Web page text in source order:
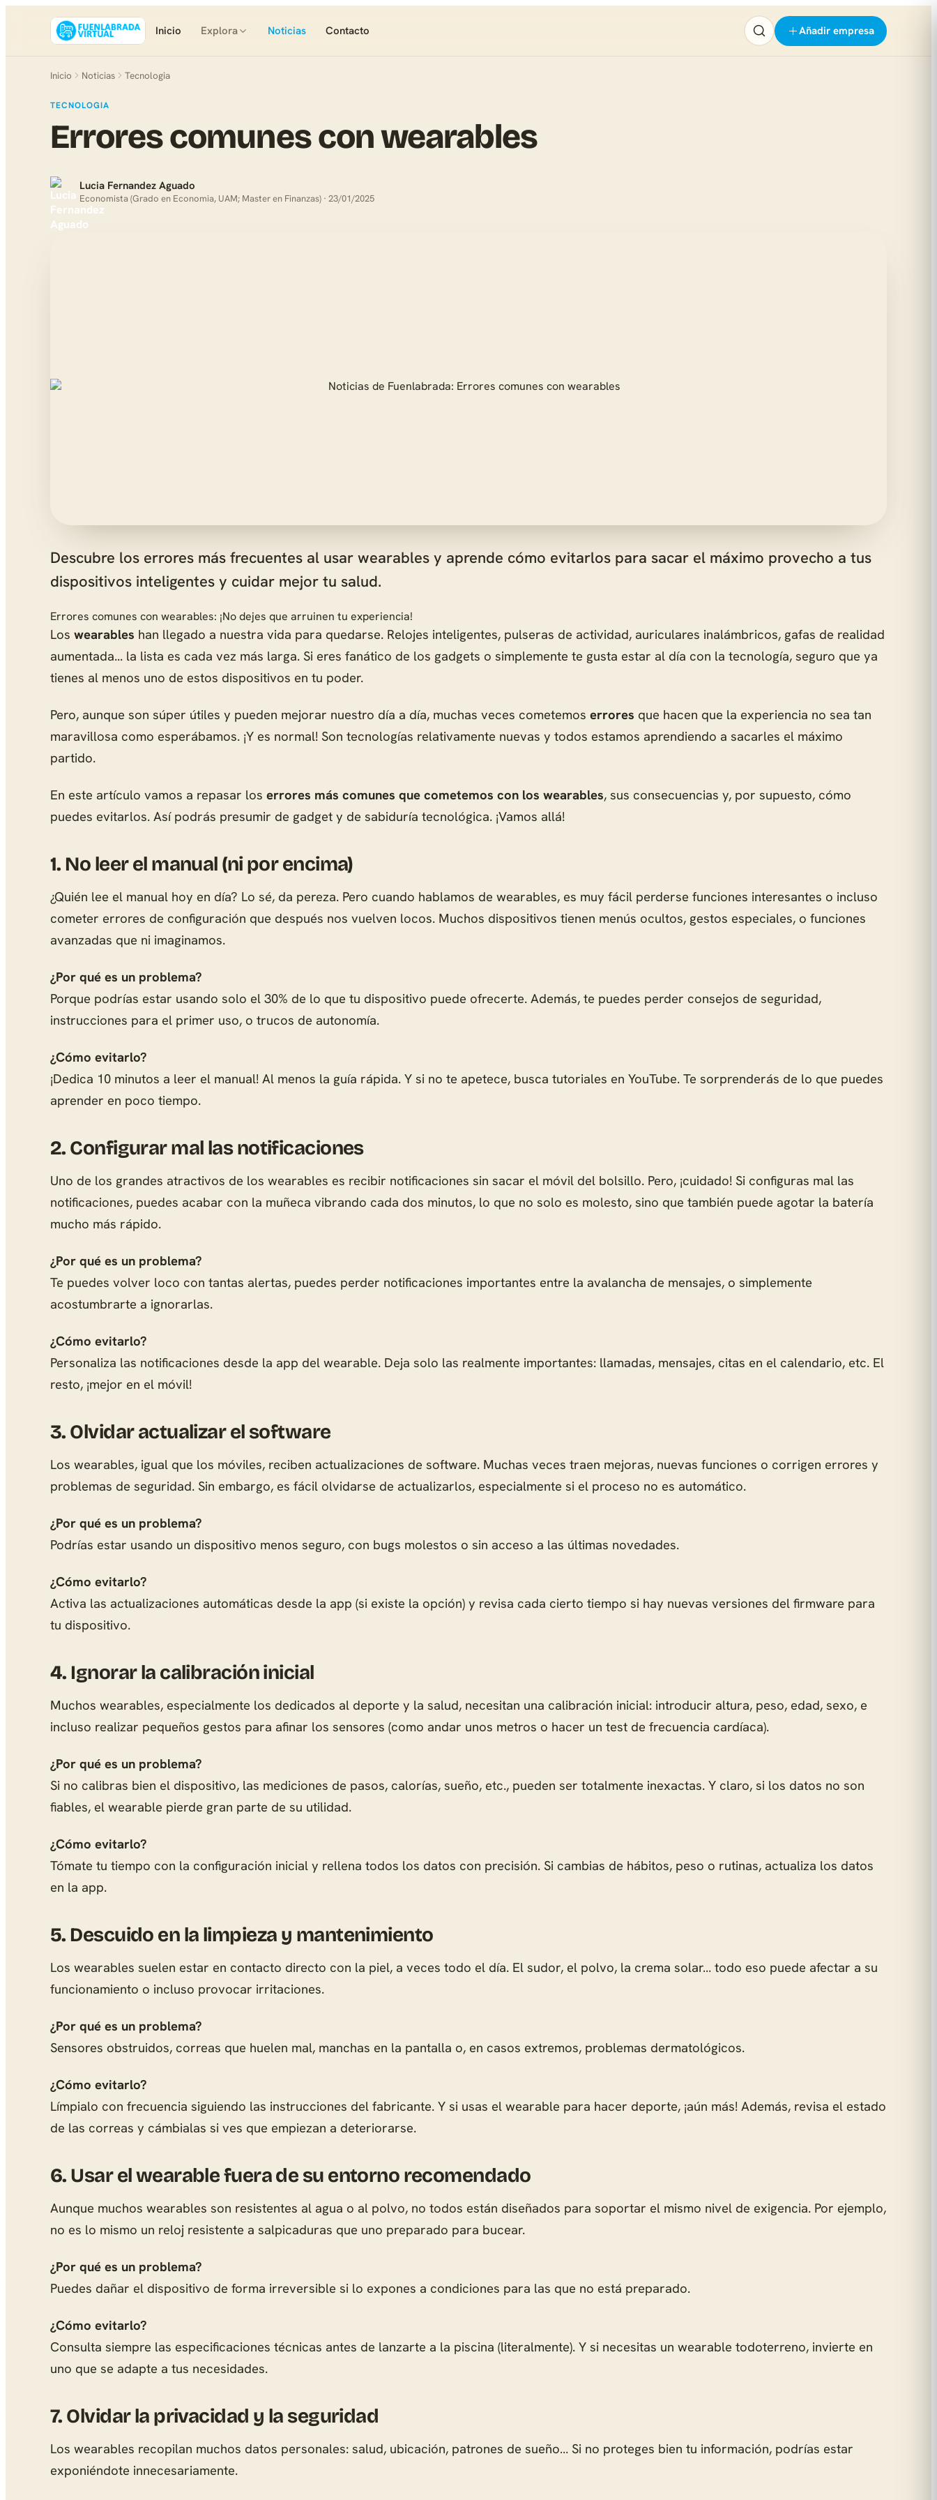
Inicio Explora Noticias Contacto Añadir empresa
Inicio Noticias Tecnologia
TECNOLOGIA
Errores comunes con wearables
Lucia Fernandez Aguado
Economista (Grado en Economia, UAM; Master en Finanzas) · 23/01/2025
Descubre los errores más frecuentes al usar wearables y aprende cómo evitarlos para sacar el máximo provecho a tus
dispositivos inteligentes y cuidar mejor tu salud.
Errores comunes con wearables: ¡No dejes que arruinen tu experiencia!
Los wearables han llegado a nuestra vida para quedarse. Relojes inteligentes, pulseras de actividad, auriculares inalámbricos, gafas de realidad
aumentada... la lista es cada vez más larga. Si eres fanático de los gadgets o simplemente te gusta estar al día con la tecnología, seguro que ya
tienes al menos uno de estos dispositivos en tu poder.
Pero, aunque son súper útiles y pueden mejorar nuestro día a día, muchas veces cometemos errores que hacen que la experiencia no sea tan
maravillosa como esperábamos. ¡Y es normal! Son tecnologías relativamente nuevas y todos estamos aprendiendo a sacarles el máximo
partido.
En este artículo vamos a repasar los errores más comunes que cometemos con los wearables, sus consecuencias y, por supuesto, cómo
puedes evitarlos. Así podrás presumir de gadget y de sabiduría tecnológica. ¡Vamos allá!
1. No leer el manual (ni por encima)
¿Quién lee el manual hoy en día? Lo sé, da pereza. Pero cuando hablamos de wearables, es muy fácil perderse funciones interesantes o incluso
cometer errores de configuración que después nos vuelven locos. Muchos dispositivos tienen menús ocultos, gestos especiales, o funciones
avanzadas que ni imaginamos.
¿Por qué es un problema?
Porque podrías estar usando solo el 30% de lo que tu dispositivo puede ofrecerte. Además, te puedes perder consejos de seguridad,
instrucciones para el primer uso, o trucos de autonomía.
¿Cómo evitarlo?
¡Dedica 10 minutos a leer el manual! Al menos la guía rápida. Y si no te apetece, busca tutoriales en YouTube. Te sorprenderás de lo que puedes
aprender en poco tiempo.
2. Configurar mal las notificaciones
Uno de los grandes atractivos de los wearables es recibir notificaciones sin sacar el móvil del bolsillo. Pero, ¡cuidado! Si configuras mal las
notificaciones, puedes acabar con la muñeca vibrando cada dos minutos, lo que no solo es molesto, sino que también puede agotar la batería
mucho más rápido.
¿Por qué es un problema?
Te puedes volver loco con tantas alertas, puedes perder notificaciones importantes entre la avalancha de mensajes, o simplemente
acostumbrarte a ignorarlas.
¿Cómo evitarlo?
Personaliza las notificaciones desde la app del wearable. Deja solo las realmente importantes: llamadas, mensajes, citas en el calendario, etc. El
resto, ¡mejor en el móvil!
3. Olvidar actualizar el software
Los wearables, igual que los móviles, reciben actualizaciones de software. Muchas veces traen mejoras, nuevas funciones o corrigen errores y
problemas de seguridad. Sin embargo, es fácil olvidarse de actualizarlos, especialmente si el proceso no es automático.
¿Por qué es un problema?
Podrías estar usando un dispositivo menos seguro, con bugs molestos o sin acceso a las últimas novedades.
¿Cómo evitarlo?
Activa las actualizaciones automáticas desde la app (si existe la opción) y revisa cada cierto tiempo si hay nuevas versiones del firmware para
tu dispositivo.
4. Ignorar la calibración inicial
Muchos wearables, especialmente los dedicados al deporte y la salud, necesitan una calibración inicial: introducir altura, peso, edad, sexo, e
incluso realizar pequeños gestos para afinar los sensores (como andar unos metros o hacer un test de frecuencia cardíaca).
¿Por qué es un problema?
Si no calibras bien el dispositivo, las mediciones de pasos, calorías, sueño, etc., pueden ser totalmente inexactas. Y claro, si los datos no son
fiables, el wearable pierde gran parte de su utilidad.
¿Cómo evitarlo?
Tómate tu tiempo con la configuración inicial y rellena todos los datos con precisión. Si cambias de hábitos, peso o rutinas, actualiza los datos
en la app.
5. Descuido en la limpieza y mantenimiento
Los wearables suelen estar en contacto directo con la piel, a veces todo el día. El sudor, el polvo, la crema solar… todo eso puede afectar a su
funcionamiento o incluso provocar irritaciones.
¿Por qué es un problema?
Sensores obstruidos, correas que huelen mal, manchas en la pantalla o, en casos extremos, problemas dermatológicos.
¿Cómo evitarlo?
Límpialo con frecuencia siguiendo las instrucciones del fabricante. Y si usas el wearable para hacer deporte, ¡aún más! Además, revisa el estado
de las correas y cámbialas si ves que empiezan a deteriorarse.
6. Usar el wearable fuera de su entorno recomendado
Aunque muchos wearables son resistentes al agua o al polvo, no todos están diseñados para soportar el mismo nivel de exigencia. Por ejemplo,
no es lo mismo un reloj resistente a salpicaduras que uno preparado para bucear.
¿Por qué es un problema?
Puedes dañar el dispositivo de forma irreversible si lo expones a condiciones para las que no está preparado.
¿Cómo evitarlo?
Consulta siempre las especificaciones técnicas antes de lanzarte a la piscina (literalmente). Y si necesitas un wearable todoterreno, invierte en
uno que se adapte a tus necesidades.
7. Olvidar la privacidad y la seguridad
Los wearables recopilan muchos datos personales: salud, ubicación, patrones de sueño… Si no proteges bien tu información, podrías estar
exponiéndote innecesariamente.